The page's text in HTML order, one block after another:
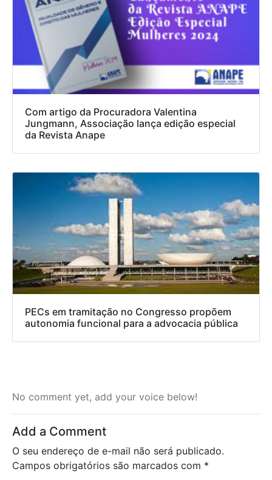
Com artigo da Procuradora Valentina
Jungmann, Associação lança edição especial
da Revista Anape
PECs em tramitação no Congresso propõem
autonomia funcional para a advocacia pública
No comment yet, add your voice below!
Add a Comment
O seu endereço de e-mail não será publicado.
Campos obrigatórios são marcados com *